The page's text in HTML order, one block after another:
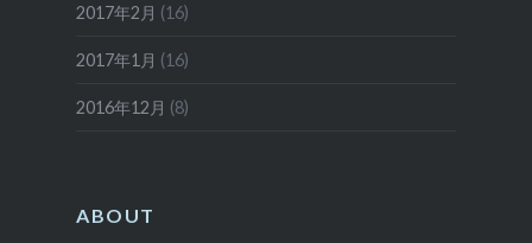
2017年2月 (16)
2017年1月 (16)
2016年12月 (8)
ABOUT